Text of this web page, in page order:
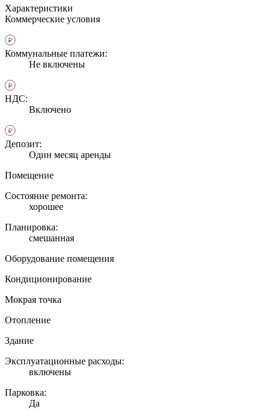
Характеристики
Коммерческие условия
Коммунальные платежи:
Не включены
НДС:
Включено
Депозит:
Один месяц аренды
Помещение
Состояние ремонта:
хорошее
Планировка:
смешанная
Оборудование помещения
Кондиционирование
Мокрая точка
Отопление
Здание
Эксплуатационные расходы:
включены
Парковка:
Да